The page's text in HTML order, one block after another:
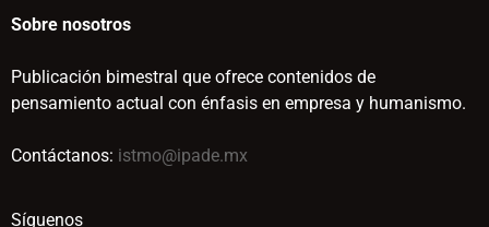
Sobre nosotros
Publicación bimestral que ofrece contenidos de
pensamiento actual con énfasis en empresa y humanismo.
Contáctanos: istmo@ipade.mx
Síguenos